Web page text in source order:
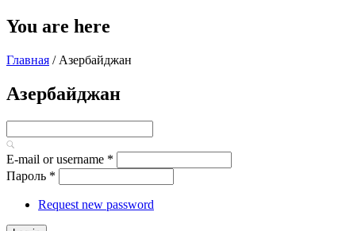
You are here
Главная / Азербайджан
Азербайджан
E-mail or username *
Пароль *
Request new password